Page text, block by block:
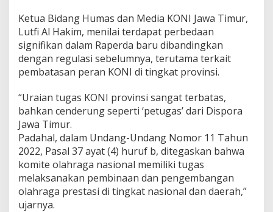
Ketua Bidang Humas dan Media KONI Jawa Timur,
Lutfi Al Hakim, menilai terdapat perbedaan
signifikan dalam Raperda baru dibandingkan
dengan regulasi sebelumnya, terutama terkait
pembatasan peran KONI di tingkat provinsi.
“Uraian tugas KONI provinsi sangat terbatas,
bahkan cenderung seperti ‘petugas’ dari Dispora
Jawa Timur.
Padahal, dalam Undang-Undang Nomor 11 Tahun
2022, Pasal 37 ayat (4) huruf b, ditegaskan bahwa
komite olahraga nasional memiliki tugas
melaksanakan pembinaan dan pengembangan
olahraga prestasi di tingkat nasional dan daerah,”
ujarnya.